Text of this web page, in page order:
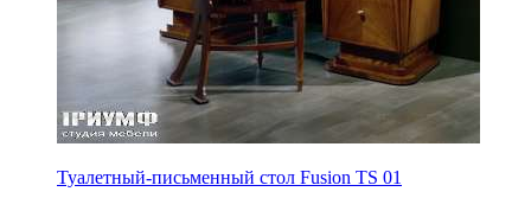
Туалетный-письменный стол Fusion TS 01